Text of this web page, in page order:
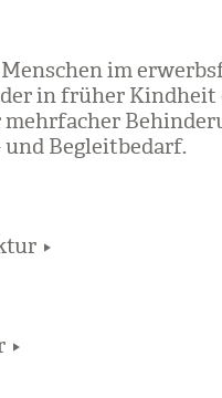
im
in frü­her
Begleit­be­darf.